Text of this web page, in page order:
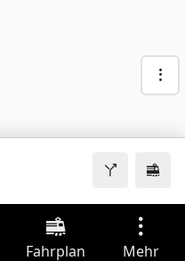
Fahrplan Mehr